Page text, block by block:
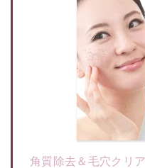
角質除去＆毛穴クリ